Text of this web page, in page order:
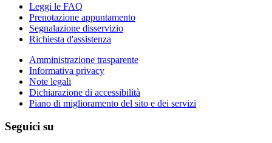
Leggi le FAQ
Prenotazione appuntamento
Segnalazione disservizio
Richiesta d'assistenza
Amministrazione trasparente
Informativa privacy
Note legali
Dichiarazione di accessibilità
Piano di miglioramento del sito e dei servizi
Seguici su